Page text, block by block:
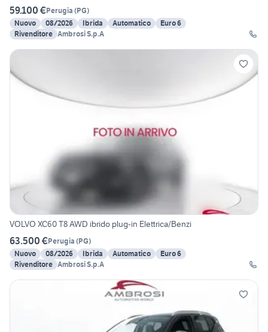
59.100 €Perugia (PG)
Nuovo
08/2026 Ibrida Automatico
Euro 6
Rivenditore Ambrosi S.p.A
VOLVO XC60 T8 AWD ibrido plug-in Elettrica/Benzi
63.500 €Perugia (PG)
Nuovo
08/2026 Ibrida Automatico
Euro 6
Rivenditore Ambrosi S.p.A